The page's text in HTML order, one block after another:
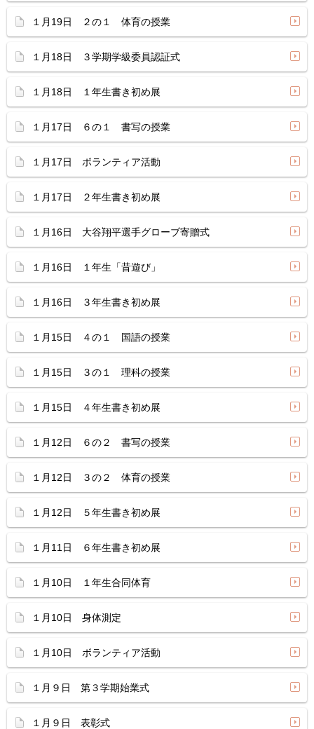
１月19日 ２の１ 体育の授業
１月18日 ３学期学級委員認証式
１月18日 １年生書き初め展
１月17日 ６の１ 書写の授業
１月17日 ボランティア活動
１月17日 ２年生書き初め展
１月16日 大谷翔平選手グローブ寄贈式
１月16日 １年生「昔遊び」
１月16日 ３年生書き初め展
１月15日 ４の１ 国語の授業
１月15日 ３の１ 理科の授業
１月15日 ４年生書き初め展
１月12日 ６の２ 書写の授業
１月12日 ３の２ 体育の授業
１月12日 ５年生書き初め展
１月11日 ６年生書き初め展
１月10日 １年生合同体育
１月10日 身体測定
１月10日 ボランティア活動
１月９日 第３学期始業式
１月９日 表彰式